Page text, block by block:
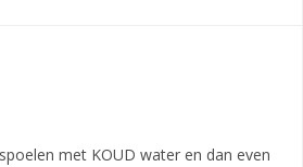
met KOUD water en dan even